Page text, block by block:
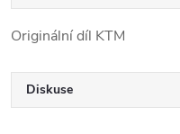
Originální díl KTM
Diskuse